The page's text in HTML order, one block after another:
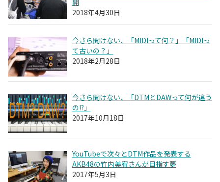
開
2018年4月30日
今さら聞けない、「MIDIって何？」「MIDIっ
て古いの？」
2018年2月28日
今さら聞けない、「DTMとDAWって何が違う
の!?」
2017年10月18日
YouTubeで次々とDTM作品を発表する
AKB48の竹内美宥さんが目指す夢
2017年5月3日